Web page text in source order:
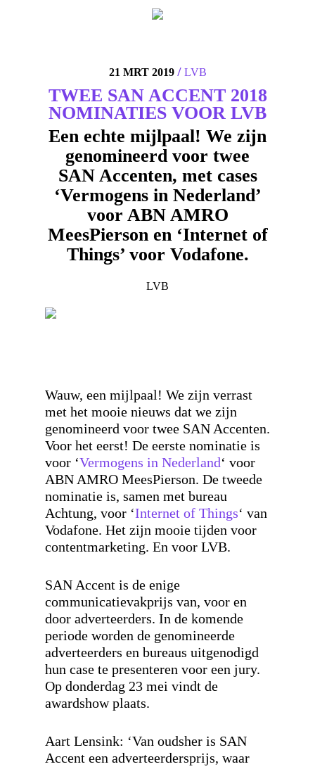
21 MRT 2019/ LVB
TWEE SAN ACCENT 2018
NOMINATIES VOOR LVB
Een echte mijlpaal! We zijn
genomineerd voor twee
SAN Accenten, met cases
‘Vermogens in Nederland’
voor ABN AMRO
MeesPierson en ‘Internet of
Things’ voor Vodafone.
LVB
Wauw, een mijlpaal! We zijn verrast
met het mooie nieuws dat we zijn
genomineerd voor twee SAN Accenten.
Voor het eerst! De eerste nominatie is
voor ‘Vermogens in Nederland‘ voor
ABN AMRO MeesPierson. De tweede
nominatie is, samen met bureau
Achtung, voor ‘Internet of Things‘ van
Vodafone. Het zijn mooie tijden voor
contentmarketing. En voor LVB.
SAN Accent is de enige
communicatievakprijs van, voor en
door adverteerders. In de komende
periode worden de genomineerde
adverteerders en bureaus uitgenodigd
hun case te presenteren voor een jury.
Op donderdag 23 mei vindt de
awardshow plaats.
Aart Lensink: ‘Van oudsher is SAN
Accent een adverteerdersprijs, waar